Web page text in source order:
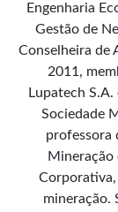
Engenharia
Gestão de
Conselheira de
2011,
Lupatech S.A.
Sociedade
professora
Mineração
Corporativa,
mineração.